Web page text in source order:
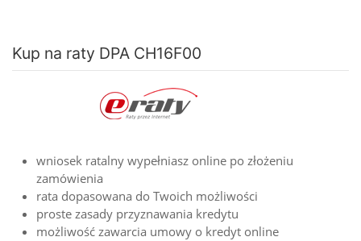
Kup na raty DPA CH16F00
wniosek ratalny wypełniasz online po złożeniu
zamówienia
rata dopasowana do Twoich możliwości
proste zasady przyznawania kredytu
możliwość zawarcia umowy o kredyt online